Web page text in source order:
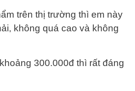
trên thị trường thì em này
không quá cao và không
300.000đ thì rất đáng